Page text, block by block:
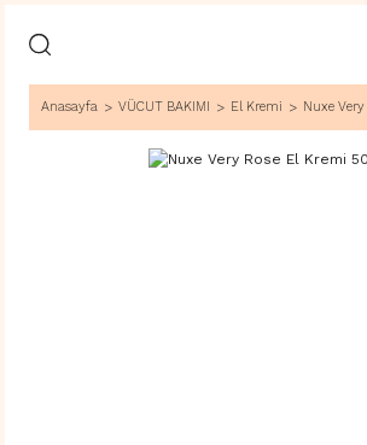
Anasayfa VÜCUT BAKIMI El Kremi Nuxe